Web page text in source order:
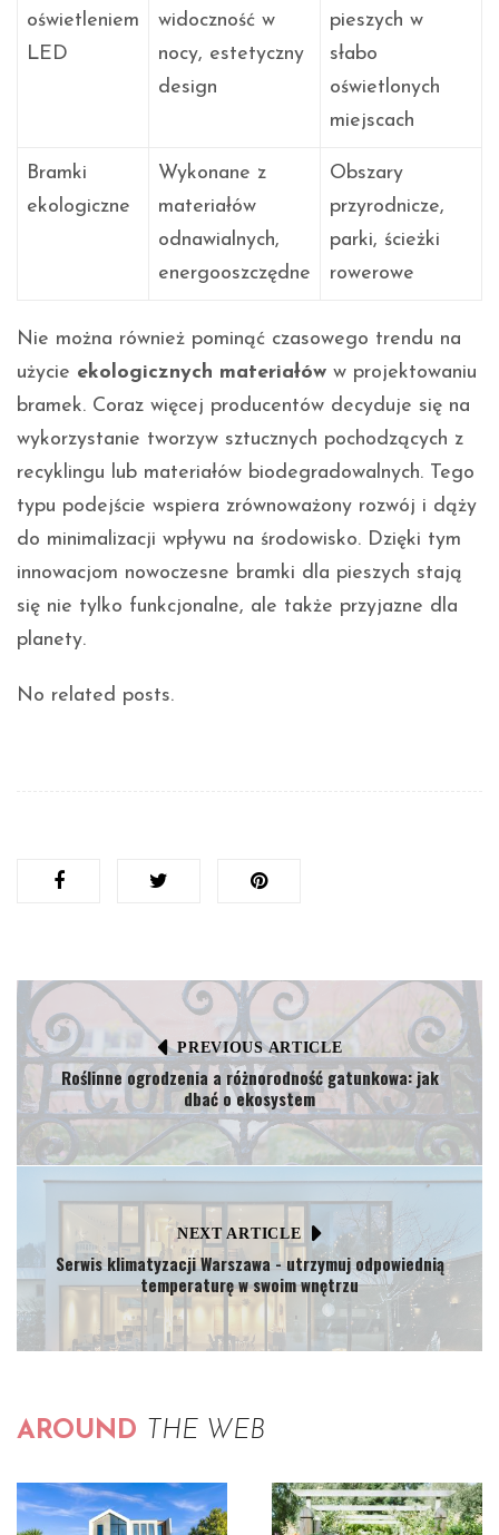
oświetleniem
LED
widoczność w
nocy, estetyczny
design
pieszych w
słabo
oświetlonych
miejscach
Bramki
ekologiczne
Wykonane z
materiałów
odnawialnych,
energooszczędne
Obszary
przyrodnicze,
parki, ścieżki
rowerowe
Nie można również pominąć czasowego trendu na
użycie ekologicznych materiałów w projektowaniu
bramek. Coraz więcej producentów decyduje się na
wykorzystanie tworzyw sztucznych pochodzących z
recyklingu lub materiałów biodegradowalnych. Tego
typu podejście wspiera zrównoważony rozwój i dąży
do minimalizacji wpływu na środowisko. Dzięki tym
innowacjom nowoczesne bramki dla pieszych stają
się nie tylko funkcjonalne, ale także przyjazne dla
planety.
No related posts.
PREVIOUS ARTICLE
Roślinne ogrodzenia a różnorodność gatunkowa: jak
dbać o ekosystem
NEXT ARTICLE
Serwis klimatyzacji Warszawa - utrzymuj odpowiednią
temperaturę w swoim wnętrzu
AROUND THE WEB